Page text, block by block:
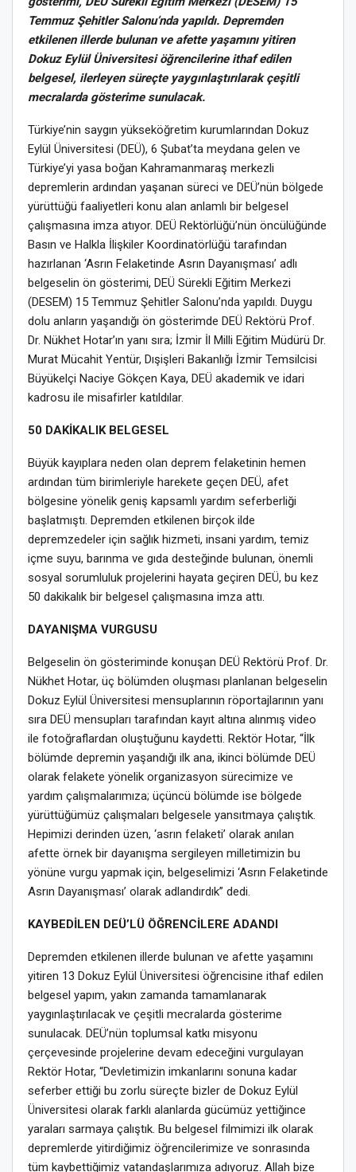
Temmuz Şehitler Salonu’nda yapıldı. Depremden
etkilenen illerde bulunan ve afette yaşamını yitiren
Dokuz Eylül Üniversitesi öğrencilerine ithaf edilen
belgesel, ilerleyen süreçte yaygınlaştırılarak çeşitli
mecralarda gösterime sunulacak.
Türkiye’nin saygın yükseköğretim kurumlarından Dokuz
Eylül Üniversitesi (DEÜ), 6 Şubat’ta meydana gelen ve
Türkiye’yi yasa boğan Kahramanmaraş merkezli
depremlerin ardından yaşanan süreci ve DEÜ’nün bölgede
yürüttüğü faaliyetleri konu alan anlamlı bir belgesel
çalışmasına imza atıyor. DEÜ Rektörlüğü’nün öncülüğünde
Basın ve Halkla İlişkiler Koordinatörlüğü tarafından
hazırlanan ‘Asrın Felaketinde Asrın Dayanışması’ adlı
belgeselin ön gösterimi, DEÜ Sürekli Eğitim Merkezi
(DESEM) 15 Temmuz Şehitler Salonu’nda yapıldı. Duygu
dolu anların yaşandığı ön gösterimde DEÜ Rektörü Prof.
Dr. Nükhet Hotar’ın yanı sıra; İzmir İl Milli Eğitim Müdürü Dr.
Murat Mücahit Yentür, Dışişleri Bakanlığı İzmir Temsilcisi
Büyükelçi Naciye Gökçen Kaya, DEÜ akademik ve idari
kadrosu ile misafirler katıldılar.
50 DAKİKALIK BELGESEL
Büyük kayıplara neden olan deprem felaketinin hemen
ardından tüm birimleriyle harekete geçen DEÜ, afet
bölgesine yönelik geniş kapsamlı yardım seferberliği
başlatmıştı. Depremden etkilenen birçok ilde
depremzedeler için sağlık hizmeti, insani yardım, temiz
içme suyu, barınma ve gıda desteğinde bulunan, önemli
sosyal sorumluluk projelerini hayata geçiren DEÜ, bu kez
50 dakikalık bir belgesel çalışmasına imza attı.
DAYANIŞMA VURGUSU
Belgeselin ön gösteriminde konuşan DEÜ Rektörü Prof. Dr.
Nükhet Hotar, üç bölümden oluşması planlanan belgeselin
Dokuz Eylül Üniversitesi mensuplarının röportajlarının yanı
sıra DEÜ mensupları tarafından kayıt altına alınmış video
ile fotoğraflardan oluştuğunu kaydetti. Rektör Hotar, “İlk
bölümde depremin yaşandığı ilk ana, ikinci bölümde DEÜ
olarak felakete yönelik organizasyon sürecimize ve
yardım çalışmalarımıza; üçüncü bölümde ise bölgede
yürüttüğümüz çalışmaları belgesele yansıtmaya çalıştık.
Hepimizi derinden üzen, ‘asrın felaketi’ olarak anılan
afette örnek bir dayanışma sergileyen milletimizin bu
yönüne vurgu yapmak için, belgeselimizi ‘Asrın Felaketinde
Asrın Dayanışması’ olarak adlandırdık” dedi.
KAYBEDİLEN DEÜ’LÜ ÖĞRENCİLERE ADANDI
Depremden etkilenen illerde bulunan ve afette yaşamını
yitiren 13 Dokuz Eylül Üniversitesi öğrencisine ithaf edilen
belgesel yapım, yakın zamanda tamamlanarak
yaygınlaştırılacak ve çeşitli mecralarda gösterime
sunulacak. DEÜ’nün toplumsal katkı misyonu
çerçevesinde projelerine devam edeceğini vurgulayan
Rektör Hotar, “Devletimizin imkanlarını sonuna kadar
seferber ettiği bu zorlu süreçte bizler de Dokuz Eylül
Üniversitesi olarak farklı alanlarda gücümüz yettiğince
yaraları sarmaya çalıştık. Bu belgesel filmimizi ilk olarak
depremlerde yitirdiğimiz öğrencilerimize ve sonrasında
tüm kaybettiğimiz vatandaşlarımıza adıyoruz. Allah bize